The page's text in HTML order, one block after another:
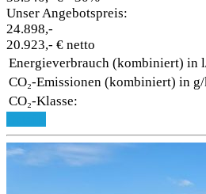
Unser Angebotspreis:
24.898,-
20.923,- € netto
Energieverbrauch (kombiniert) in
CO₂-Emissionen (kombiniert) in
CO₂-Klasse: